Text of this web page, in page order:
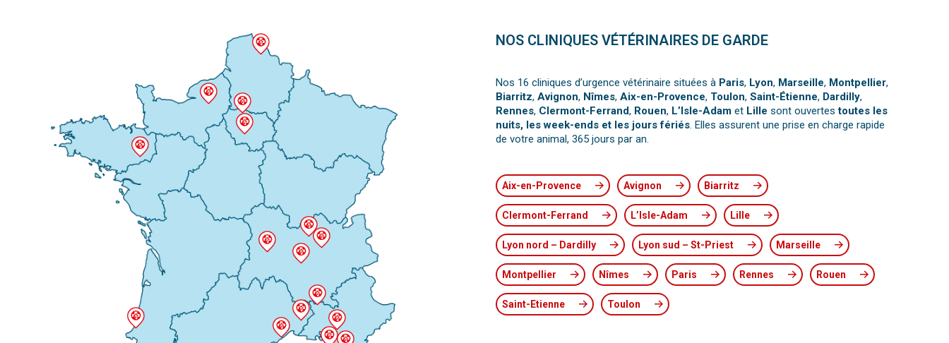
NOS CLINIQUES VÉTÉRINAIRES DE GARDE
Nos 16 cliniques d’urgence vétérinaire situées à Paris, Lyon, Marseille, Montpellier,
Biarritz, Avignon, Nîmes, Aix-en-Provence, Toulon, Saint-Étienne, Dardilly,
Rennes, Clermont-Ferrand, Rouen, L’Isle-Adam et Lille sont ouvertestoutes les
nuits, les week-ends et les jours fériés. Elles assurent une prise en charge rapide
de votre animal, 365 jours par an.
Aix-en-Provence Avignon Biarritz
Clermont-Ferrand L’Isle-Adam Lille
Lyon nord – Dardilly Lyon sud – St-Priest Marseille
Montpellier Nîmes Paris Rennes Rouen
Saint-Etienne Toulon